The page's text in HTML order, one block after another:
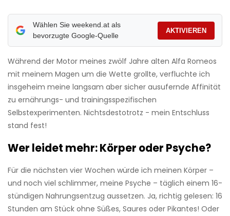
Wählen Sie weekend.at als
bevorzugte Google-Quelle
AKTIVIEREN
Während der Motor meines zwölf Jahre alten Alfa Romeos
mit meinem Magen um die Wette grollte, verfluchte ich
insgeheim meine langsam aber sicher ausufernde Affinität
zu ernährungs- und trainingsspezifischen
Selbstexperimenten. Nichtsdestotrotz - mein Entschluss
stand fest!
Wer leidet mehr: Körper oder Psyche?
Für die nächsten vier Wochen würde ich meinen Körper –
und noch viel schlimmer, meine Psyche – täglich einem 16-
stündigen Nahrungsentzug aussetzen. Ja, richtig gelesen: 16
Stunden am Stück ohne Süßes, Saures oder Pikantes! Oder